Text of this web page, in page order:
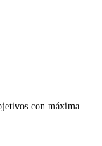
con máxima